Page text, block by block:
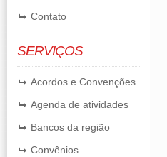
Contato
SERVIÇOS
Acordos e Convenções
Agenda de atividades
Bancos da região
Convênios